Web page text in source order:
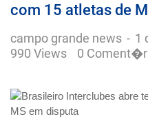
com 15 atletas de
campo grande news - 1
990 Views
0